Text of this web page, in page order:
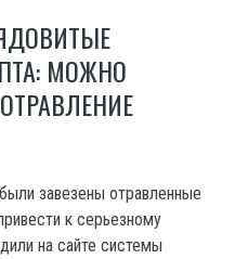
МОЖНО
завезены отравленные
к серьезному
на сайте системы